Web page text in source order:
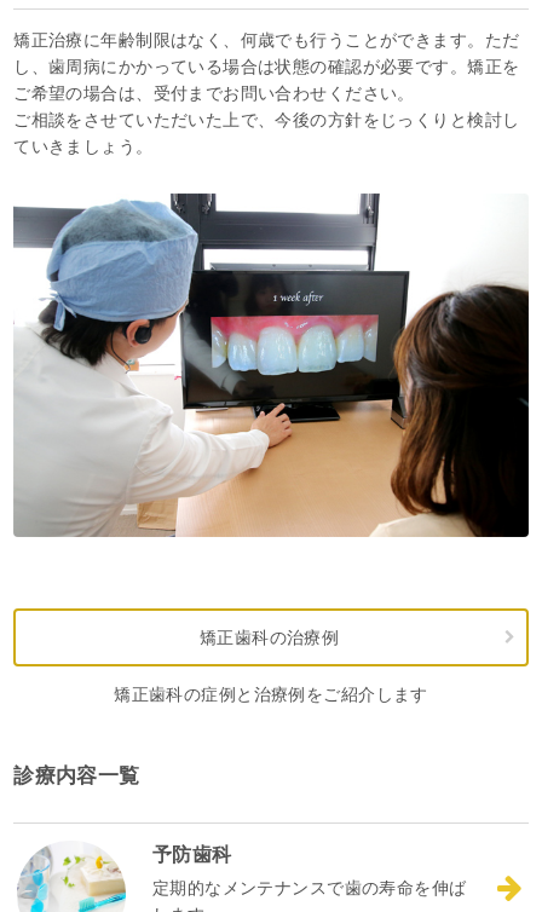
矯正治療に年齢制限はなく、何歳でも行うことができます。ただ
し、歯周病にかかっている場合は状態の確認が必要です。矯正を
ご希望の場合は、受付までお問い合わせください。
ご相談をさせていただいた上で、今後の方針をじっくりと検討し
ていきましょう。
矯正歯科の治療例
矯正歯科の症例と治療例をご紹介します
診療内容一覧
予防歯科
定期的なメンテナンスで歯の寿命を伸ば